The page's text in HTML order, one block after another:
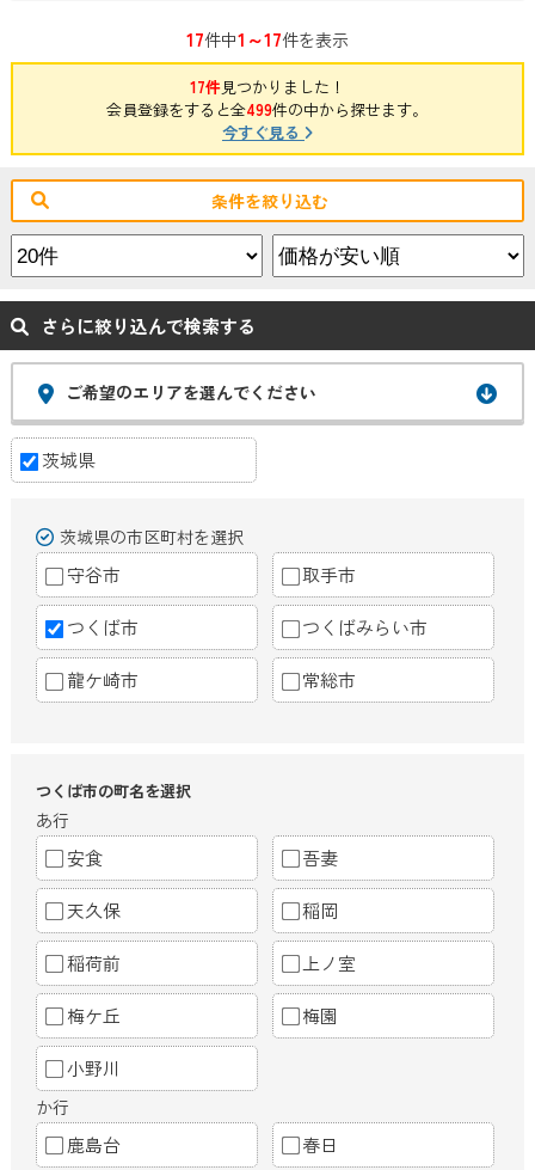
17件中1～17件を表示
17件見つかりました！
会員登録をすると全499件の中から探せます。
今すぐ見る
条件を絞り込む
さらに絞り込んで検索する
ご希望のエリアを選んでください
茨城県
茨城県の市区町村を選択
守谷市 取手市
つくば市 つくばみらい市
龍ケ崎市 常総市
つくば市の町名を選択
あ行
安食 吾妻
天久保 稲岡
稲荷前 上ノ室
梅ケ丘 梅園
小野川
か行
鹿島台 春日